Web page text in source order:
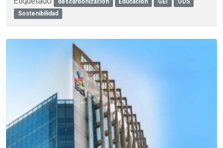
descarbonización Educación GEI
ODS
Sostenibilidad